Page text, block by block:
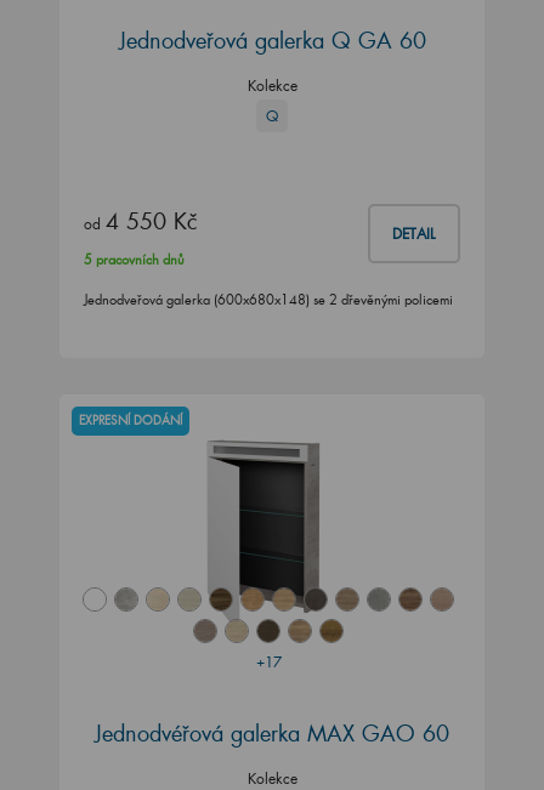
Jednodveřová galerka Q GA 60
Kolekce
Q
od 4 550 Kč DETAIL
5 pracovních dnů
Jednodveřová galerka (600x680x148) se 2 dřevěnými policemi
+17
EXPRESNÍ DODÁNÍ
Jednodvéřová galerka MAX GAO 60
Kolekce